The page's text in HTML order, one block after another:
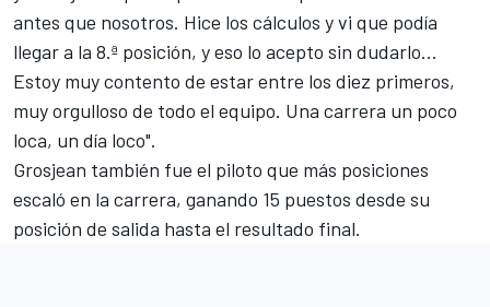
antes que nosotros. Hice los cálculos y vi que podía
llegar a la 8.ª posición, y eso lo acepto sin dudarlo...
Estoy muy contento de estar entre los diez primeros,
muy orgulloso de todo el equipo. Una carrera un poco
loca, un día loco".
Grosjean también fue el piloto que más posiciones
escaló en la carrera, ganando 15 puestos desde su
posición de salida hasta el resultado final.